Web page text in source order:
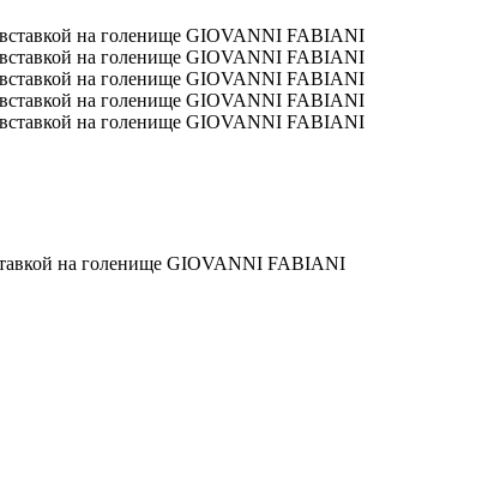
на голенище GIOVANNI FABIANI